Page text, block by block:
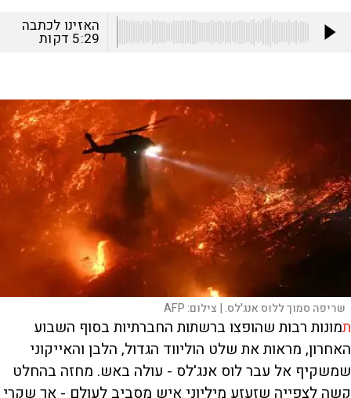
האזינו לכתבה
5:29 דקות
שריפה סמוך ללוס אנג'לס. | צילום:AFP
תמונות רבות שהופצו ברשתות החברתיות בסוף השבוע
האחרון, מראות את שלט הוליווד הגדול, הלבן והאייקוני
שמשקיף אל עבר לוס אנג'לס - עולה באש. מחזה בהחלט
קשה לצפייה שזעזע מיליוני איש מסביב לעולם - אך שקרי